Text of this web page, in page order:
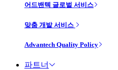
어드밴텍 글로벌 서비스
맞춤 개발 서비스
Advantech Quality Policy
파트너